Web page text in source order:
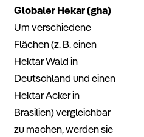
Globaler Hekar (gha)
Um verschiedene
Flächen (z. B. einen
Hektar Wald in
Deutschland und einen
Hektar Acker in
Brasilien) vergleichbar
zu machen, werden sie